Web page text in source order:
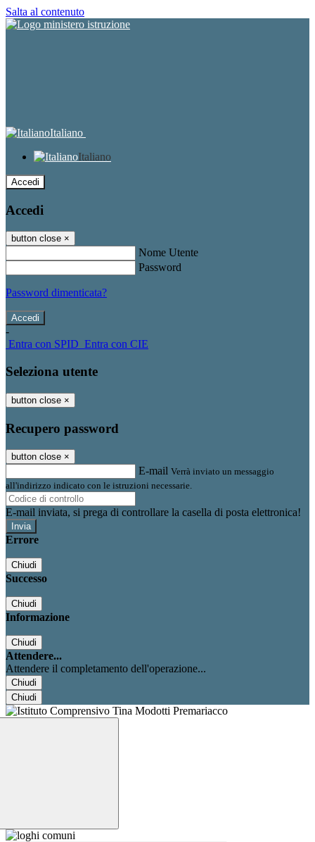
Salta al contenuto
Italiano
Italiano
Accedi
Accedi
button close ×
Nome Utente
Password
Password dimenticata?
-
Entra con SPID Entra con CIE
Seleziona utente
button close ×
Recupero password
button close ×
E-mail Verrà inviato un messaggio
all'indirizzo indicato con le istruzioni necessarie.
E-mail inviata, si prega di controllare la casella di posta elettronica!
Errore
Chiudi
Successo
Chiudi
Informazione
Chiudi
Attendere...
Attendere il completamento dell'operazione...
Chiudi
Chiudi